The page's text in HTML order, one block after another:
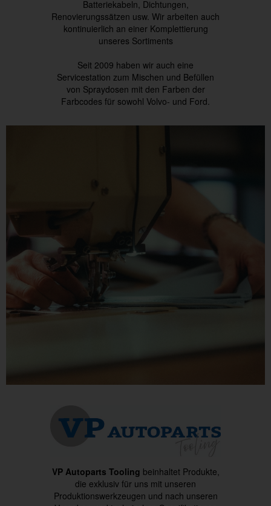
Batteriekabeln, Dichtungen,
Renovierungssätzen usw. Wir arbeiten auch
kontinuierlich an einer Komplettierung
unseres Sortiments
Seit 2009 haben wir auch eine
Servicestation zum Mischen und Befüllen
von Spraydosen mit den Farben der
Farbcodes für sowohl Volvo- und Ford.
VP Autoparts Tooling beinhaltet Produkte,
die exklusiv für uns mit unseren
Produktionswerkzeugen und nach unseren